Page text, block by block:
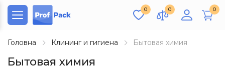
0 0 0
Головна Клининг и гигиена Бытовая химия
Бытовая химия